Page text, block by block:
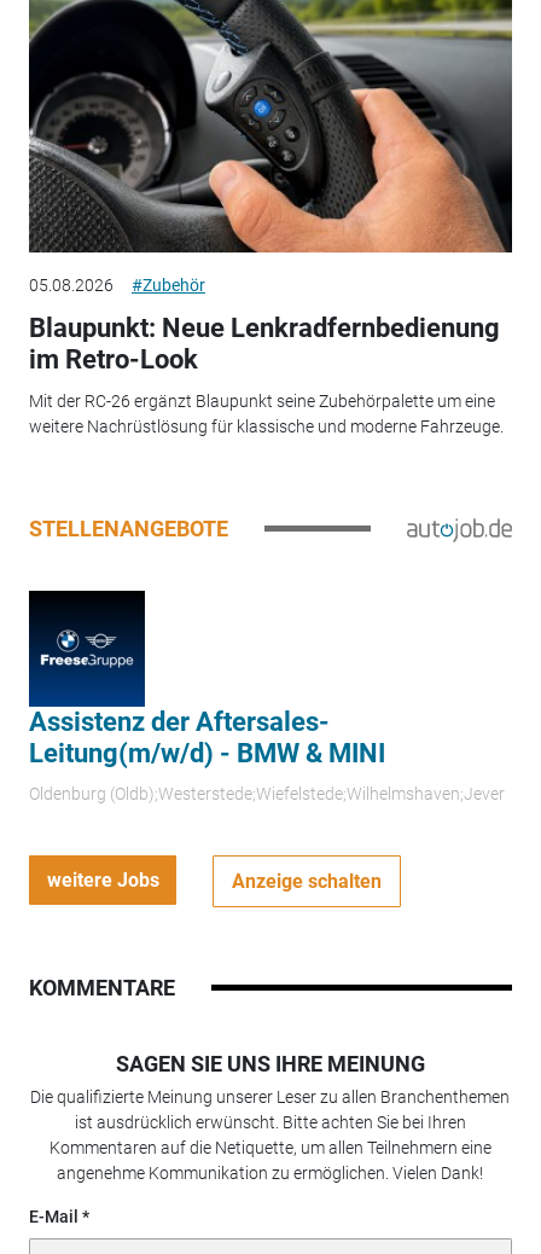
05.08.2026 #Zubehör
Blaupunkt: Neue Lenkradfernbedienung
im Retro-Look
Mit der RC-26 ergänzt Blaupunkt seine Zubehörpalette um eine
weitere Nachrüstlösung für klassische und moderne Fahrzeuge.
STELLENANGEBOTE
Assistenz der Aftersales-
Leitung(m/w/d) - BMW & MINI
Oldenburg (Oldb);Westerstede;Wiefelstede;Wilhelmshaven;Jever
weitere Jobs Anzeige schalten
KOMMENTARE
SAGEN SIE UNS IHRE MEINUNG
Die qualifizierte Meinung unserer Leser zu allen Branchenthemen
ist ausdrücklich erwünscht. Bitte achten Sie bei Ihren
Kommentaren auf die Netiquette, um allen Teilnehmern eine
angenehme Kommunikation zu ermöglichen. Vielen Dank!
E-Mail